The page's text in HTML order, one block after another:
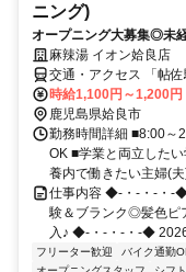
ニング)
オープニング大募集◎未
麻辣湯 イオン姶良店
交通・アクセス 「帖
時給1,100円～1,200円
鹿児島県姶良市
勤務時間詳細 ■8:00～
OK ■学業と両立した
養内で働きたい主婦(
仕事内容 ◆-・-・-・-
験＆ブランク◎髪色ピ
入♪ ◆-・-・-・-◆
フリーター歓迎 バイク通勤